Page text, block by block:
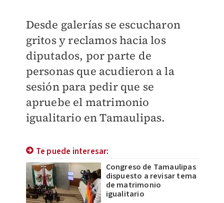
Desde galerías se escucharon
gritos y reclamos hacia los
diputados, por parte de
personas que acudieron a la
sesión para pedir que se
apruebe el matrimonio
igualitario en Tamaulipas.
Te puede interesar:
Congreso de Tamaulipas
dispuesto a revisar tema
de matrimonio
igualitario